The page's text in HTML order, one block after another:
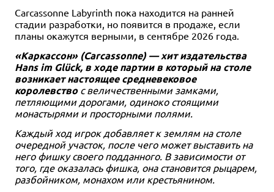
Carcassonne Labyrinth пока находится на ранней
стадии разработки, но появится в продаже, если
планы окажутся верными, в сентябре 2026 года.
«Каркассон» (Carcassonne) — хит издательства
Hans im Glück, в ходе партии в который на столе
возникает настоящее средневековое
королевствос величественными замками,
петляющими дорогами, одиноко стоящими
монастырями и просторными полями.
Каждый ход игрок добавляет к землям на столе
очередной участок, после чего может выставить на
него фишку своего подданного. В зависимости от
того, где оказалась фишка, она становится рыцарем,
разбойником, монахом или крестьянином.